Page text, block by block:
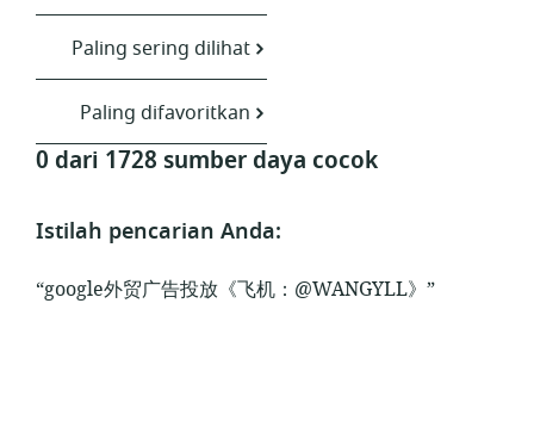
Paling sering dilihat
Paling difavoritkan
0 dari 1728 sumber daya cocok
Istilah pencarian Anda:
“google外贸广告投放《飞机：@WANGYLL》”